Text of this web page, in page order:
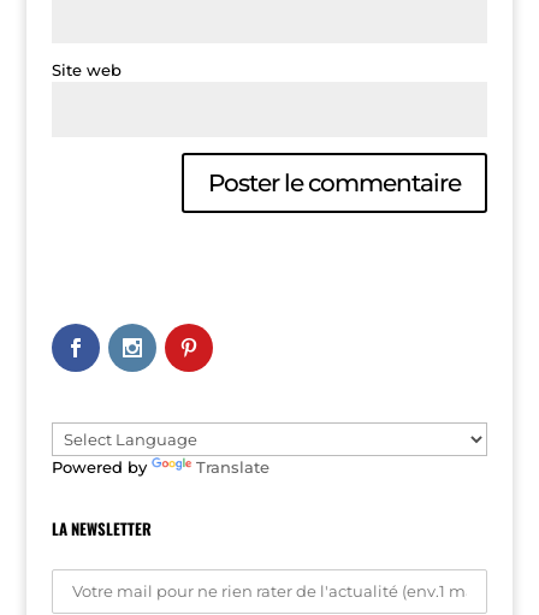
Site web
n
a
v
e
:Powered by Translate
LA NEWSLETTER